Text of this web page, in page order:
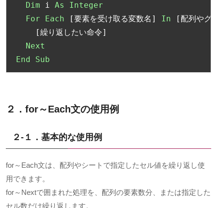
Dim i As
Integer
For
Each [要素を受け取る変数名] In
[配列やグ
[繰り返したい命令]
Next
End
Sub
２．for～Each文の使用例
２-１．基本的な使用例
for～Each文は、配列やシートで指定したセル値を繰り返し使
用できます。
for～Nextで囲まれた処理を、配列の要素数分、または指定した
セル数だけ繰り返します。